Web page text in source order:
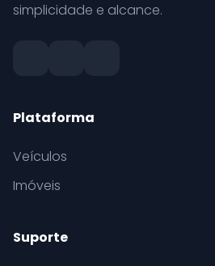
simplicidade e alcance.
Plataforma
Veículos
Imóveis
Suporte